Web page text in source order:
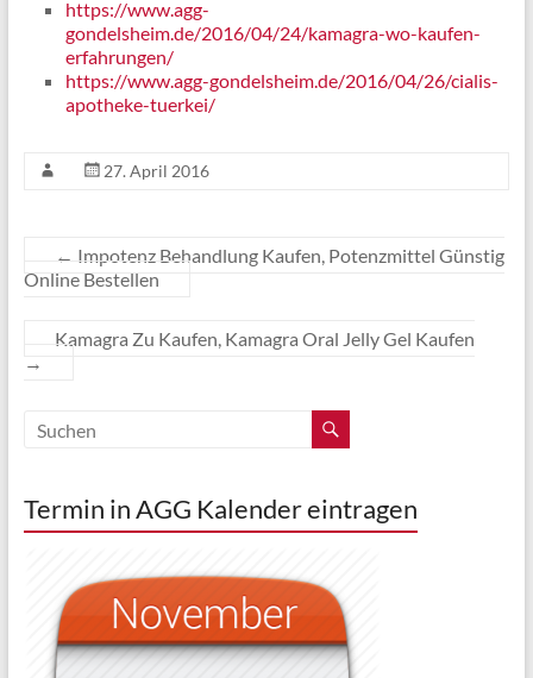
https://www.agg-
gondelsheim.de/2016/04/24/kamagra-wo-kaufen-
erfahrungen/
https://www.agg-gondelsheim.de/2016/04/26/cialis-
apotheke-tuerkei/
27. April 2016
← Impotenz Behandlung Kaufen, Potenzmittel Günstig
Online Bestellen
Kamagra Zu Kaufen, Kamagra Oral Jelly Gel Kaufen
→
Termin in AGG Kalender eintragen